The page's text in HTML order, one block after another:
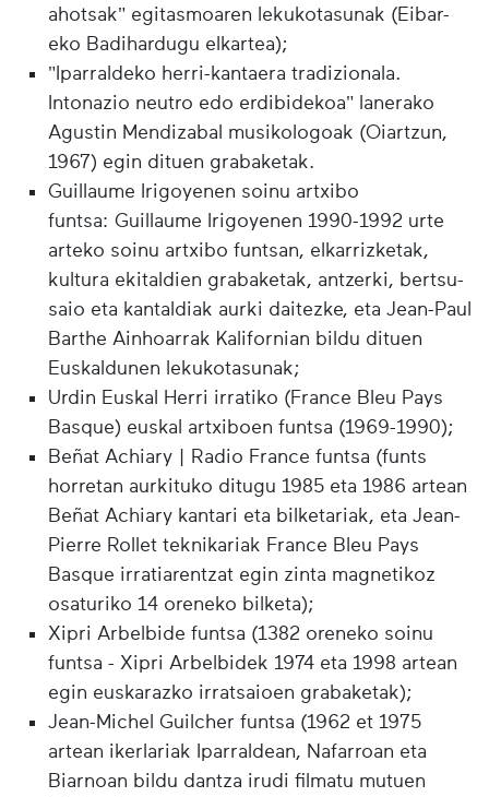
ahotsak" egitasmoaren lekukotasunak (Eibar-
eko Badihardugu elkartea);
"Iparraldeko herri-kantaera tradizionala.
Intonazio neutro edo erdibidekoa" lanerako
Agustin Mendizabal musikologoak (Oiartzun,
1967) egin dituen grabaketak.
Guillaume Irigoyenen soinu artxibo
funtsa: Guillaume Irigoyenen 1990-1992 urte
arteko soinu artxibo funtsan, elkarrizketak,
kultura ekitaldien grabaketak, antzerki, bertsu-
saio eta kantaldiak aurki daitezke, eta Jean-Paul
Barthe Ainhoarrak Kalifornian bildu dituen
Euskaldunen lekukotasunak;
Urdin Euskal Herri irratiko (France Bleu Pays
Basque) euskal artxiboen funtsa (1969-1990);
Beñat Achiary | Radio France funtsa (funts
horretan aurkituko ditugu 1985 eta 1986 artean
Beñat Achiary kantari eta bilketariak, eta Jean-
Pierre Rollet teknikariak France Bleu Pays
Basque irratiarentzat egin zinta magnetikoz
osaturiko 14 oreneko bilketa);
Xipri Arbelbide funtsa (1382 oreneko soinu
funtsa - Xipri Arbelbidek 1974 eta 1998 artean
egin euskarazko irratsaioen grabaketak);
Jean-Michel Guilcher funtsa (1962 et 1975
artean ikerlariak Iparraldean, Nafarroan eta
Biarnoan bildu dantza irudi filmatu mutuen